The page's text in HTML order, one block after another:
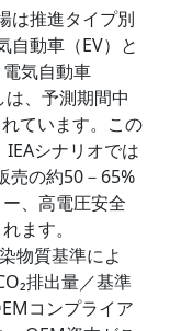
は推進タイプ別
自動車（EV）と
気自動車
は、予測期間中
ています。この
シナリオでは
売の約50－65%
、高電圧安全
ます。
物質基準によ
排出量／基準
コンプライア